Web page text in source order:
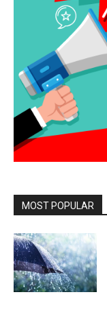
MOST POPULAR